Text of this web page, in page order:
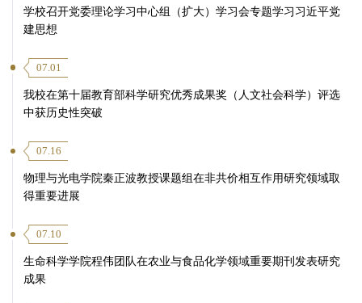
学校召开党委理论学习中心组（扩大）学习会专题学习习近平党
建思想
07.01
我校在第十届教育部科学研究优秀成果奖（人文社会科学）评选
中获历史性突破
07.16
物理与光电学院秦正波教授课题组在非共价相互作用研究领域取
得重要进展
07.10
生命科学学院程伟团队在农业与食品化学领域重要期刊发表研究
成果